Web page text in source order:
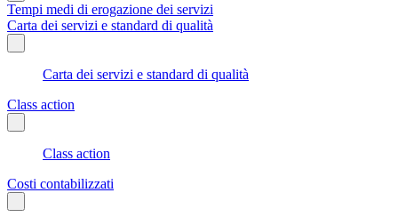
Tempi medi di erogazione dei servizi
Carta dei servizi e standard di qualità
Carta dei servizi e standard di qualità
Class action
Class action
Costi contabilizzati